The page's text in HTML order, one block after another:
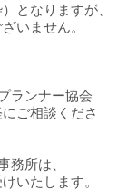
となりますが、
いません。
ランナー協会
ご相談くださ
務所は、
いたします。